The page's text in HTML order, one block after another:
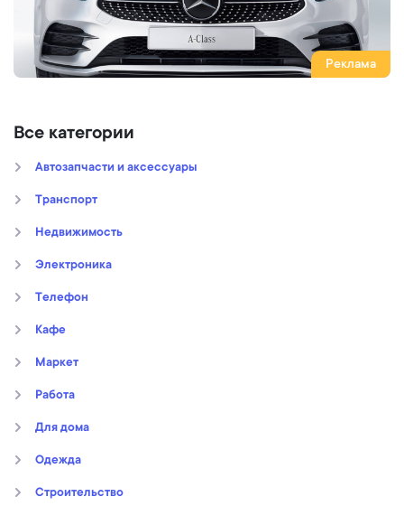
Реклама
Все категории
Автозапчасти и аксессуары
Транспорт
Недвижимость
Электроника
Телефон
Кафе
Маркет
Работа
Для дома
Oдежда
Строительство